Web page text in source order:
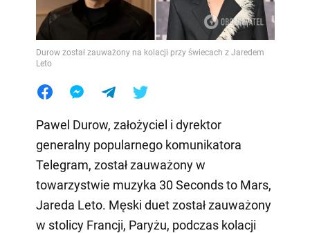
Durow został zauważony na kolacji przy świecach z Jaredem
Leto
Pawel Durow, założyciel i dyrektor
generalny popularnego komunikatora
Telegram, został zauważony w
towarzystwie muzyka 30 Seconds to Mars,
Jareda Leto. Męski duet został zauważony
w stolicy Francji, Paryżu, podczas kolacji